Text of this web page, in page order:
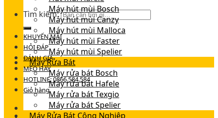
Tìm kiếm:
KHUYẾN MÃI
HỎI ĐÁP
ĐÁNH GIÁ
MẸO HAY
HOTLINE: 0866.584.584
Giỏ hàng
Máy hút mùi Bosch
Máy hút mùi Canzy
Máy hút mùi Malloca
Máy hút mùi Faster
Máy hút mùi Spelier
Máy Rửa Bát
Máy rửa bát Bosch
Máy rửa bát Hafele
Máy rửa bát Texgio
Máy rửa bát Spelier
Máy Rửa Bát Công Nghiệp